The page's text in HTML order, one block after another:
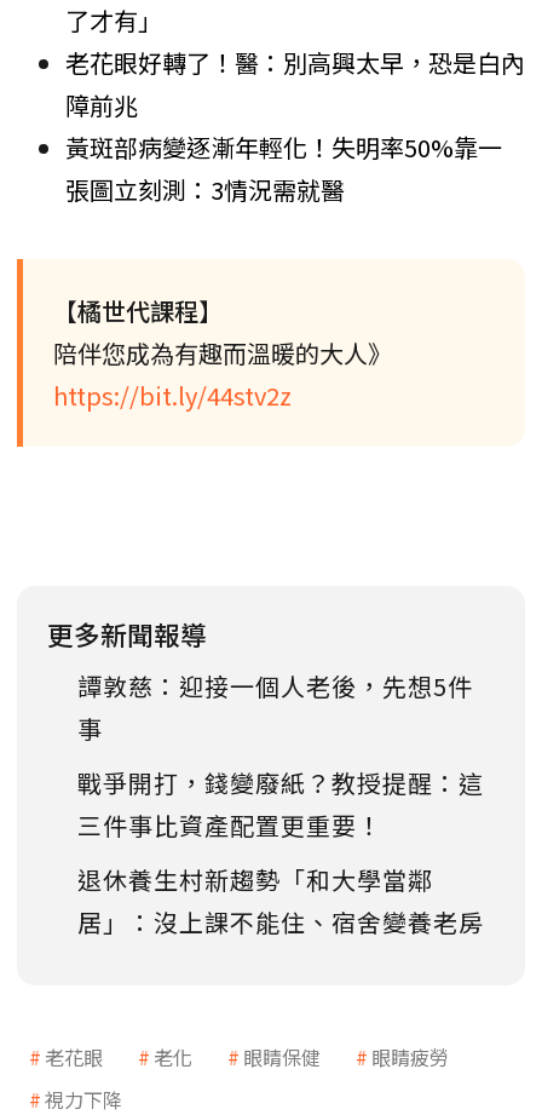
了才有」
老花眼好轉了！醫：別高興太早，恐是白內
障前兆
黃斑部病變逐漸年輕化！失明率50%靠一
張圖立刻測：3情況需就醫
【橘世代課程】
陪伴您成為有趣而溫暖的大人》
https://bit.ly/44stv2z
更多新聞報導
譚敦慈：迎接一個人老後，先想5件
事
戰爭開打，錢變廢紙？教授提醒：這
三件事比資產配置更重要！
退休養生村新趨勢「和大學當鄰
居」：沒上課不能住、宿舍變養老房
老花眼 老化 眼睛保健
眼睛疲勞
視力下降